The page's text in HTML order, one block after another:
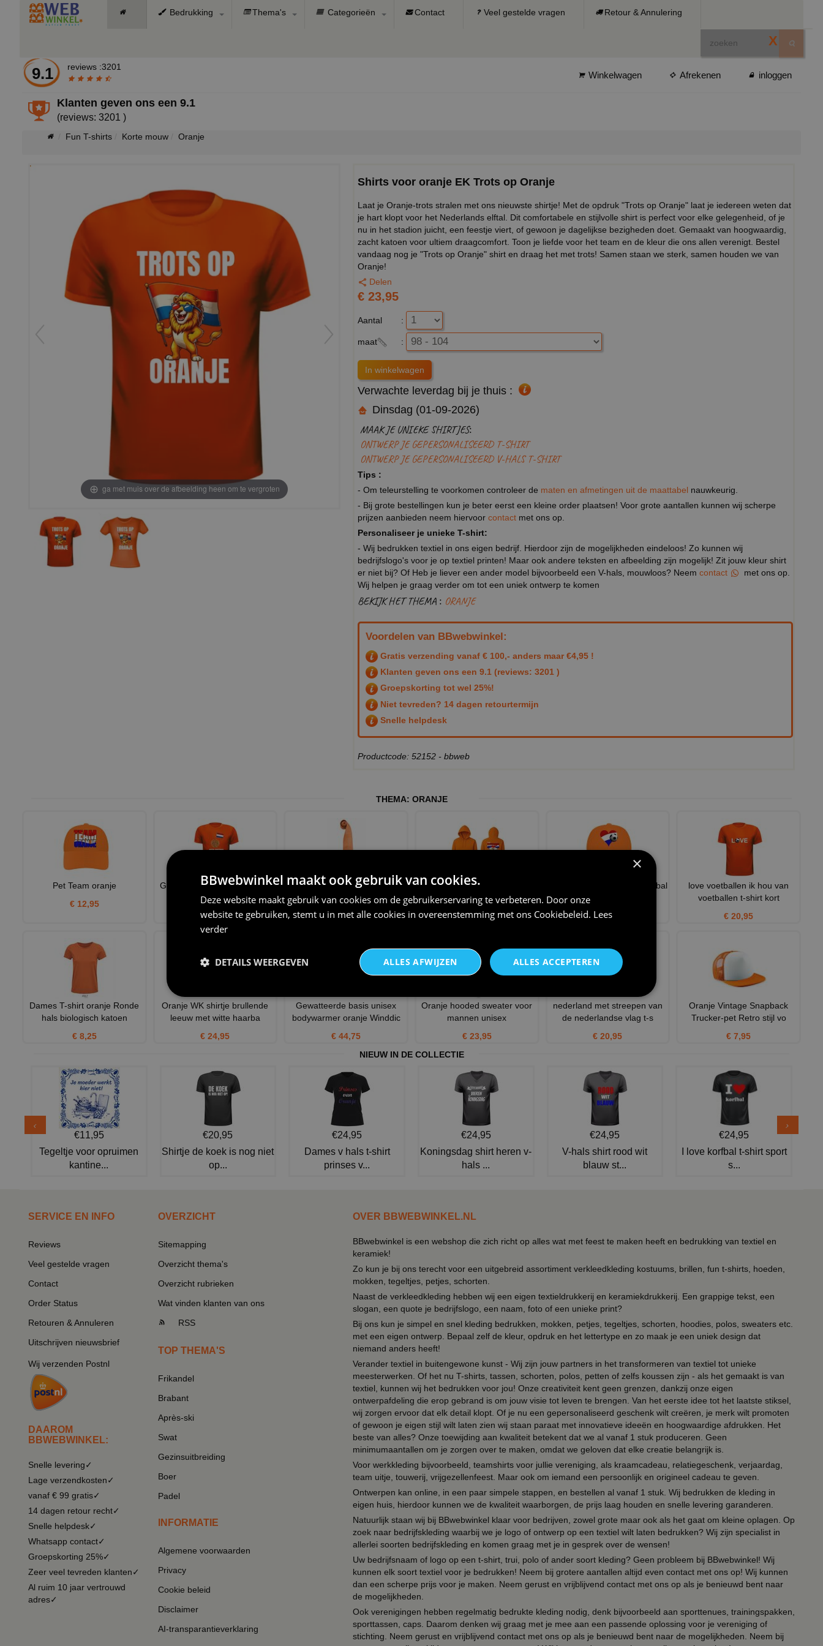
Bedrukking Thema's Categorieën Contact Veel gestelde vragen Retour & Annulering
X
9.1 reviews :3201
Winkelwagen Afrekenen inloggen
Klanten geven ons een9.1
(reviews: 3201 )
Fun T-shirts Korte mouw Oranje
ga met muis over de afbeelding heen om te vergroten
Shirts voor oranje EK Trots op Oranje
Laat je Oranje-trots stralen met ons nieuwste shirtje! Met de opdruk "Trots op Oranje" laat je iedereen weten dat
je hart klopt voor het Nederlands elftal. Dit comfortabele en stijlvolle shirt is perfect voor elke gelegenheid, of je
nu in het stadion juicht, een feestje viert, of gewoon je dagelijkse bezigheden doet. Gemaakt van hoogwaardig,
zacht katoen voor ultiem draagcomfort. Toon je liefde voor het team en de kleur die ons allen verenigt. Bestel
vandaag nog je "Trots op Oranje" shirt en draag het met trots! Samen staan we sterk, samen houden we van
Oranje!
Delen
€ 23,95
Aantal :
maat :
Verwachte leverdag bij je thuis :
Dinsdag (01-09-2026)
MAAK JE UNIEKE SHIRTJES:
ONTWERP JE GEPERSONALISEERD T-SHIRT
ONTWERP JE GEPERSONALISEERD V-HALS T-SHIRT
Tips :
- Om teleurstelling te voorkomen controleer de maten en afmetingen uit de maattabel nauwkeurig.
- Bij grote bestellingen kun je beter eerst een kleine order plaatsen! Voor grote aantallen kunnen wij scherpe
prijzen aanbieden neem hiervoor contact met ons op.
Personaliseer je unieke T-shirt:
- Wij bedrukken textiel in ons eigen bedrijf. Hierdoor zijn de mogelijkheden eindeloos! Zo kunnen wij
bedrijfslogo's voor je op textiel printen! Maar ook andere teksten en afbeelding zijn mogelijk! Zit jouw kleur shirt
er niet bij? Of Heb je liever een ander model bijvoorbeeld een V-hals, mouwloos? Neem contact
met ons op.
Wij helpen je graag verder om tot een uniek ontwerp te komen
BEKIJK HET THEMA : ORANJE
Voordelen van BBwebwinkel:
Gratis verzending vanaf € 100,- anders maar €4,95 !
Klanten geven ons een 9.1 (reviews: 3201 )
Groepskorting tot wel 25%!
Niet tevreden? 14 dagen retourtermijn
Snelle helpdesk
Productcode: 52152 - bbweb
THEMA: ORANJE
Pet Team oranje
€ 12,95
Grappig oranje shirtje! Geen
voetbal maar bitterba
€ 23,95
Fashion Stropdas oranje
Fashion Stropdassen
€ 21,95
Hoodie the Dutch loves beer
€ 39,95
Oranje pet houden van voetbal
Nederland
€ 12,95
love voetballen ik hou van
voetballen t-shirt kort
€ 20,95
Dames T-shirt oranje Ronde
hals biologisch katoen
€ 8,25
Oranje WK shirtje brullende
leeuw met witte haarba
€ 24,95
Gewatteerde basis unisex
bodywarmer oranje Winddic
€ 44,75
Oranje hooded sweater voor
mannen unisex
€ 23,95
nederland met streepen van
de nederlandse vlag t-s
€ 20,95
Oranje Vintage Snapback
Trucker-pet Retro stijl vo
€ 7,95
NIEUW IN DE COLLECTIE
€11,95
Tegeltje voor opruimen
kantine...
€20,95
Shirtje de koek is nog niet
op...
€24,95
Dames v hals t-shirt
prinses v...
€24,95
Koningsdag shirt heren v-
hals ...
€24,95
V-hals shirt rood wit
blauw st...
€24,95
I love korfbal t-shirt sport
s...
SERVICE EN INFO
Reviews
Veel gestelde vragen
Contact
Order Status
Retouren & Annuleren
Uitschrijven nieuwsbrief
Wij verzenden Postnl
DAAROM
BBWEBWINKEL:
Snelle levering✓
Lage verzendkosten✓
vanaf € 99 gratis✓
14 dagen retour recht✓
Snelle helpdesk✓
Whatsapp contact✓
Groepskorting 25%✓
Zeer veel tevreden klanten✓
Al ruim 10 jaar vertrouwd
adres✓
OVERZICHT
Sitemapping
Overzicht thema's
Overzicht rubrieken
Wat vinden klanten van ons
RSS
TOP THEMA'S
Frikandel
Brabant
Après-ski
Swat
Gezinsuitbreiding
Boer
Padel
INFORMATIE
Algemene voorwaarden
Privacy
Cookie beleid
Disclaimer
AI-transparantieverklaring
OVER BBWEBWINKEL.NL
BBwebwinkel is een webshop die zich richt op alles wat met feest te maken heeft en bedrukking van textiel en
keramiek!
Zo kun je bij ons terecht voor een uitgebreid assortiment verkleedkleding kostuums, brillen, fun t-shirts, hoeden,
mokken, tegeltjes, petjes, schorten.
Naast de verkleedkleding hebben wij een eigen textieldrukkerij en keramiekdrukkerij. Een grappige tekst, een
slogan, een quote je bedrijfslogo, een naam, foto of een unieke print?
Bij ons kun je simpel en snel kleding bedrukken, mokken, petjes, tegeltjes, schorten, hoodies, polos, sweaters etc.
met een eigen ontwerp. Bepaal zelf de kleur, opdruk en het lettertype en zo maak je een uniek design dat
niemand anders heeft!
Verander textiel in buitengewone kunst - Wij zijn jouw partners in het transformeren van textiel tot unieke
meesterwerken. Of het nu T-shirts, tassen, schorten, polos, petten of zelfs koussen zijn - als het gemaakt is van
textiel, kunnen wij het bedrukken voor jou! Onze creativiteit kent geen grenzen, dankzij onze eigen
ontwerpafdeling die erop gebrand is om jouw visie tot leven te brengen. Van het eerste idee tot het laatste stiksel,
wij zorgen ervoor dat elk detail klopt. Of je nu een gepersonaliseerd geschenk wilt creëren, je merk wilt promoten
of gewoon je eigen stijl wilt laten zien wij staan paraat met innovatieve ideeën en hoogwaardige afdrukken. Het
beste van alles? Onze toewijding aan kwaliteit betekent dat we al vanaf 1 stuk produceren. Geen
minimumaantallen om je zorgen over te maken, omdat we geloven dat elke creatie belangrijk is.
Voor werkkleding bijvoorbeeld, teamshirts voor jullie vereniging, als kraamcadeau, relatiegeschenk, verjaardag,
team uitje, touwerij, vrijgezellenfeest. Maar ook om iemand een persoonlijk en origineel cadeau te geven.
Ontwerpen kan online, in een paar simpele stappen, en bestellen al vanaf 1 stuk. Wij bedrukken de kleding in
eigen huis, hierdoor kunnen we de kwaliteit waarborgen, de prijs laag houden en snelle levering garanderen.
Natuurlijk staan wij bij BBwebwinkel klaar voor bedrijven, zowel grote maar ook als het gaat om kleine oplagen. Op
zoek naar bedrijfskleding waarbij we je logo of ontwerp op een textiel wilt laten bedrukken? Wij zijn specialist in
allerlei soorten bedrijfskleding en komen graag met je in gesprek over de wensen!
Uw bedrijfsnaam of logo op een t-shirt, trui, polo of ander soort kleding? Geen probleem bij BBwebwinkel! Wij
kunnen elk soort textiel voor je bedrukken! Neem bij grotere aantallen altijd even contact met ons op! Wij kunnen
dan een scherpe prijs voor je maken. Neem gerust en vrijblijvend contact met ons op als je benieuwd bent naar
de mogelijkheden.
Ook verenigingen hebben regelmatig bedrukte kleding nodig, denk bijvoorbeeld aan sporttenues, trainingspakken,
sporttassen, caps. Daarom denken wij graag met je mee aan een passende oplossing voor je vereniging of
stichting. Neem gerust en vrijblijvend contact met ons op als je benieuwd bent naar de mogelijkheden. Neem bij
×
BBwebwinkel maakt ook gebruik van cookies.
Deze website maakt gebruik van cookies om de gebruikerservaring te verbeteren. Door onze
website te gebruiken, stemt u in met alle cookies in overeenstemming met ons Cookiebeleid. Lees
verder
ALLES ACCEPTEREN
ALLES AFWIJZEN
DETAILS WEERGEVEN